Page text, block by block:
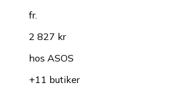
fr.
2 827 kr
hos ASOS
+11 butiker